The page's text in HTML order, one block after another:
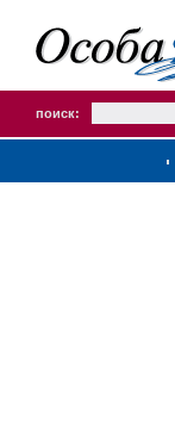
поиск: